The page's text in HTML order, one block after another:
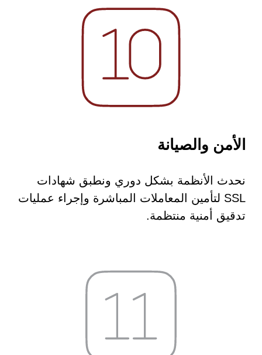
الأمن والصيانة
نحدث الأنظمة بشكل دوري ونطبق شهادات
SSL لتأمين المعاملات المباشرة وإجراء عمليات
تدقيق أمنية منتظمة.